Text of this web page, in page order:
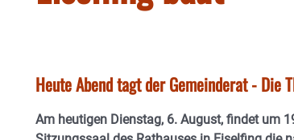
Heute Abend tagt der Gemeinderat - Die
Am heutigen Dienstag, 6. August, findet um